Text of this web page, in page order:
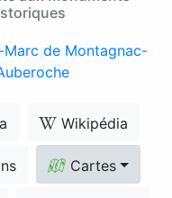
Wikipédia
Cartes